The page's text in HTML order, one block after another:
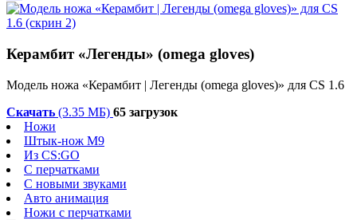
Керамбит «Легенды» (omega gloves)
Модель ножа «Керамбит | Легенды (omega gloves)» для CS 1.6
Скачать (3.35 МБ) 65 загрузок
Ножи
Штык-нож М9
Из CS:GO
С перчатками
С новыми звуками
Авто анимация
Ножи с перчатками